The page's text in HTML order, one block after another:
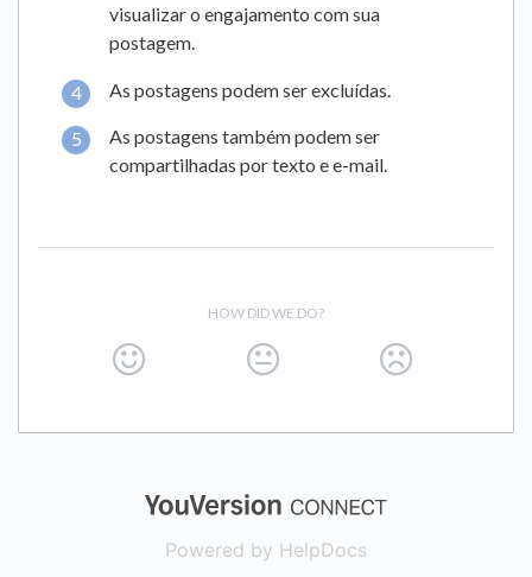
visualizar o engajamento com sua
postagem.
As postagens podem ser excluídas.
As postagens também podem ser
compartilhadas por texto e e-mail.
HOW DID WE DO?
(opens in a
Powered by HelpDocs